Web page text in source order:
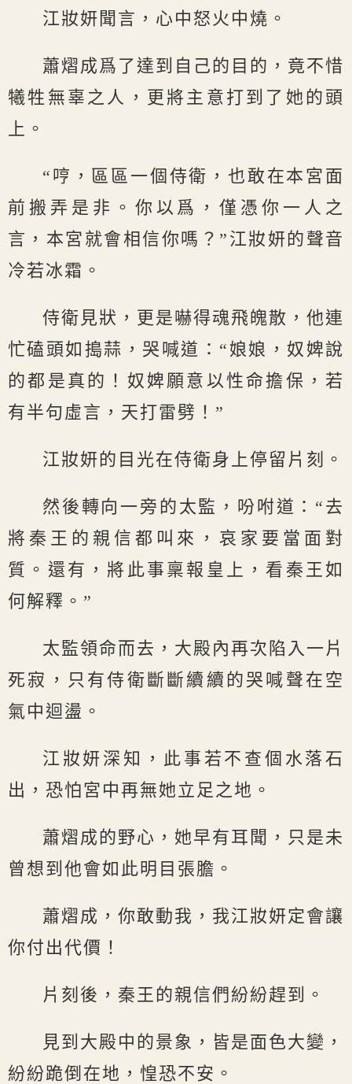
江妝妍聞言，心中怒火中燒。
蕭熠成爲了達到自己的目的，竟不惜
犧牲無辜之人，更將主意打到了她的頭
上。
“哼，區區一個侍衛，也敢在本宮面
前搬弄是非。你以爲，僅憑你一人之
言，本宮就會相信你嗎？”江妝妍的聲音
冷若冰霜。
侍衛見狀，更是嚇得魂飛魄散，他連
忙磕頭如搗蒜，哭喊道：“娘娘，奴婢說
的都是真的！奴婢願意以性命擔保，若
有半句虛言，天打雷劈！”
江妝妍的目光在侍衛身上停留片刻。
然後轉向一旁的太監，吩咐道：“去
將秦王的親信都叫來，哀家要當面對
質。還有，將此事稟報皇上，看秦王如
何解釋。”
太監領命而去，大殿內再次陷入一片
死寂，只有侍衛斷斷續續的哭喊聲在空
氣中迴盪。
江妝妍深知，此事若不查個水落石
出，恐怕宮中再無她立足之地。
蕭熠成的野心，她早有耳聞，只是未
曾想到他會如此明目張膽。
蕭熠成，你敢動我，我江妝妍定會讓
你付出代價！
片刻後，秦王的親信們紛紛趕到。
見到大殿中的景象，皆是面色大變，
紛紛跪倒在地，惶恐不安。